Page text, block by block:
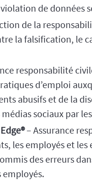
de données
de la
la falsification, le
responsabilité
d’emploi
abusifs et de la
sociaux par
– Assurance
les employés et
des erreurs
employés.